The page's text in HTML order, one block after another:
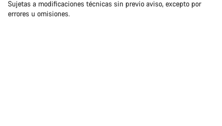
Sujetas a modificaciones técnicas sin previo aviso, excepto por
errores u omisiones.